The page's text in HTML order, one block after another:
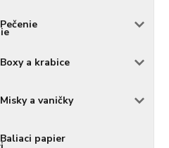
Pečenie
Boxy a krabice
Misky a vaničky
Baliaci papier